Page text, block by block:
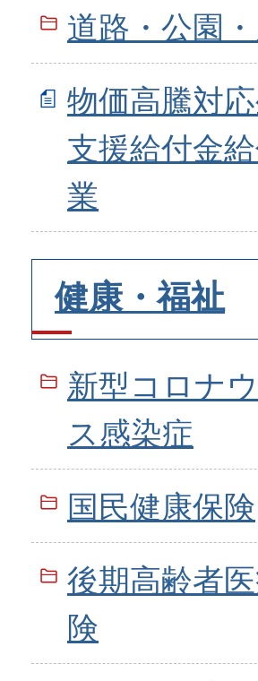
道路・公園
物価高騰対
支援給付金
業
健康・福祉
新型コロナ
ス感染症
国民健康保険
後期高齢者
険